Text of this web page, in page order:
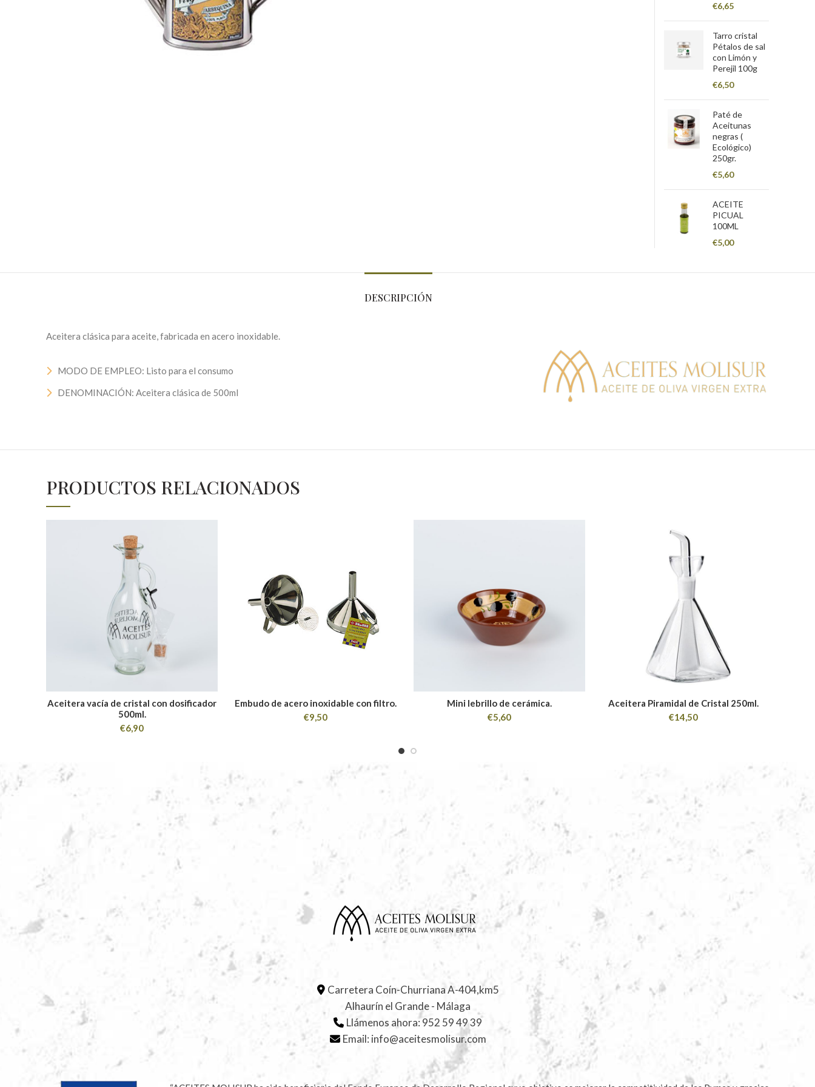
€6,65
Tarro cristal
Pétalos de sal
con Limón y
Perejil 100g
€6,50
Paté de
Aceitunas
negras (
Ecológico)
250gr.
€5,60
ACEITE
PICUAL
100ML
€5,00
DESCRIPCIÓN
Aceitera clásica para aceite, fabricada en acero inoxidable.
MODO DE EMPLEO: Listo para el consumo
DENOMINACIÓN: Aceitera clásica de 500ml
PRODUCTOS RELACIONADOS
Aceitera vacía de cristal con dosificador
500ml.
€6,90
Embudo de acero inoxidable con filtro.
€9,50
Mini lebrillo de cerámica.
€5,60
Aceitera Piramidal de Cristal 250ml.
€14,50
Carretera Coín-Churriana A-404,km5
Alhaurín el Grande - Málaga
Llámenos ahora:952 59 49 39
Email: info@aceitesmolisur.com